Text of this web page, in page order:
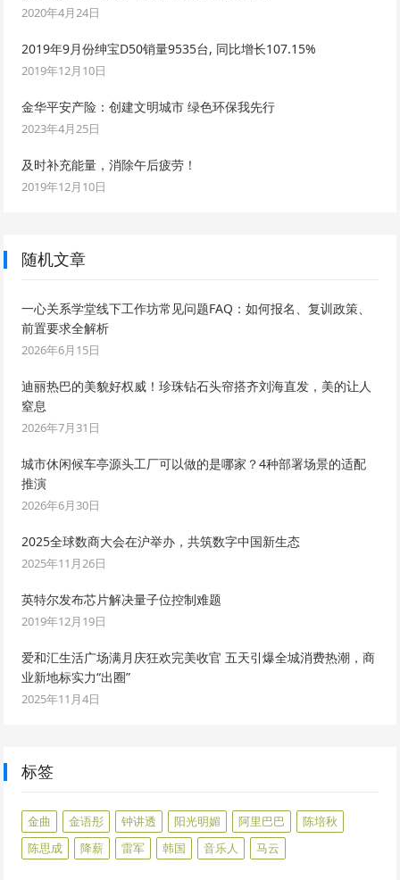
2020年4月24日
2019年9月份绅宝D50销量9535台, 同比增长107.15%
2019年12月10日
金华平安产险：创建文明城市 绿色环保我先行
2023年4月25日
及时补充能量，消除午后疲劳！
2019年12月10日
随机文章
一心关系学堂线下工作坊常见问题FAQ：如何报名、复训政策、
前置要求全解析
2026年6月15日
迪丽热巴的美貌好权威！珍珠钻石头帘搭齐刘海直发，美的让人
窒息
2026年7月31日
城市休闲候车亭源头工厂可以做的是哪家？4种部署场景的适配
推演
2026年6月30日
2025全球数商大会在沪举办，共筑数字中国新生态
2025年11月26日
英特尔发布芯片解决量子位控制难题
2019年12月19日
爱和汇生活广场满月庆狂欢完美收官 五天引爆全城消费热潮，商
业新地标实力“出圈”
2025年11月4日
标签
金曲 金语彤 钟讲透 阳光明媚 阿里巴巴
陈培秋
陈思成
降薪 雷军 韩国 音乐人 马云